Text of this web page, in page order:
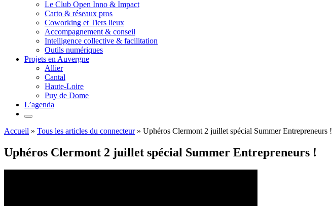
Le Club Open Inno & Impact
Carto & réseaux pros
Coworking et Tiers lieux
Accompagnement & conseil
Intelligence collective & facilitation
Outils numériques
Projets en Auvergne
Allier
Cantal
Haute-Loire
Puy de Dome
L’agenda
Accueil » Tous les articles du connecteur» Uphéros Clermont 2 juillet spécial Summer Entrepreneurs !
Uphéros Clermont 2 juillet spécial Summer Entrepreneurs !